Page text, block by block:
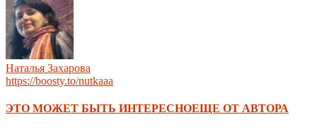
Наталья Захарова
https://boosty.to/nutkaaa
ЭТО МОЖЕТ БЫТЬ ИНТЕРЕСНОЕЩЕ ОТ АВТОРА